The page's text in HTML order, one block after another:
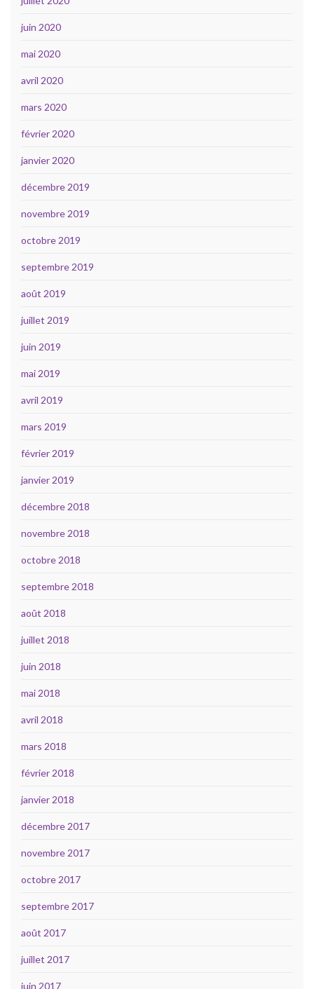
juin 2020
mai 2020
avril 2020
mars 2020
février 2020
janvier 2020
décembre 2019
novembre 2019
octobre 2019
septembre 2019
août 2019
juillet 2019
juin 2019
mai 2019
avril 2019
mars 2019
février 2019
janvier 2019
décembre 2018
novembre 2018
octobre 2018
septembre 2018
août 2018
juillet 2018
juin 2018
mai 2018
avril 2018
mars 2018
février 2018
janvier 2018
décembre 2017
novembre 2017
octobre 2017
septembre 2017
août 2017
juillet 2017
juin 2017